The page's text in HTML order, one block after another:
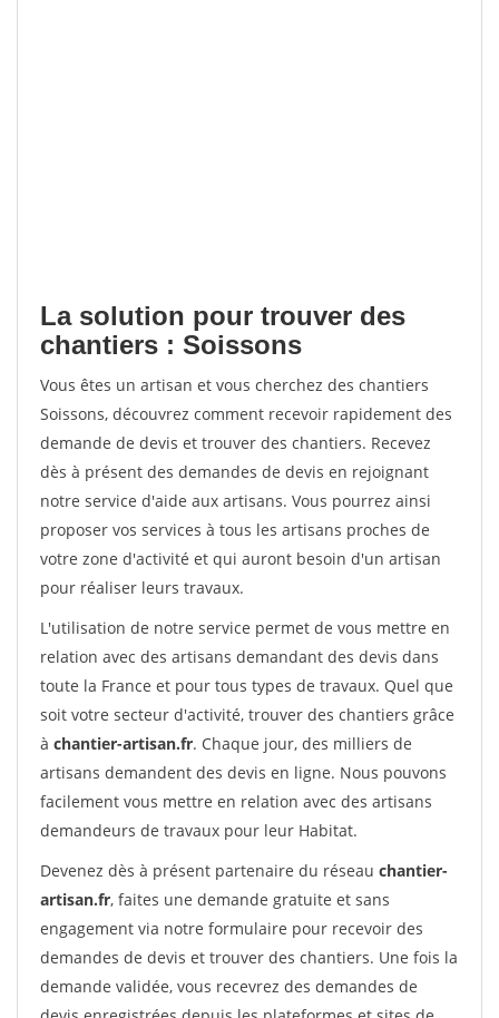
La solution pour trouver des
chantiers : Soissons
Vous êtes un artisan et vous cherchez des chantiers
Soissons, découvrez comment recevoir rapidement des
demande de devis et trouver des chantiers. Recevez
dès à présent des demandes de devis en rejoignant
notre service d'aide aux artisans. Vous pourrez ainsi
proposer vos services à tous les artisans proches de
votre zone d'activité et qui auront besoin d'un artisan
pour réaliser leurs travaux.
L'utilisation de notre service permet de vous mettre en
relation avec des artisans demandant des devis dans
toute la France et pour tous types de travaux. Quel que
soit votre secteur d'activité, trouver des chantiers grâce
à chantier-artisan.fr. Chaque jour, des milliers de
artisans demandent des devis en ligne. Nous pouvons
facilement vous mettre en relation avec des artisans
demandeurs de travaux pour leur Habitat.
Devenez dès à présent partenaire du réseau chantier-
artisan.fr, faites une demande gratuite et sans
engagement via notre formulaire pour recevoir des
demandes de devis et trouver des chantiers. Une fois la
demande validée, vous recevrez des demandes de